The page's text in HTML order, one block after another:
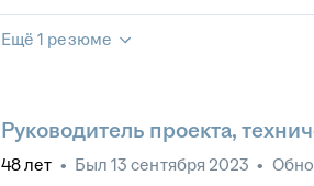
Ещё 1 резюме
Руководитель проекта,
48лет • Был 13 сентября 2023 •